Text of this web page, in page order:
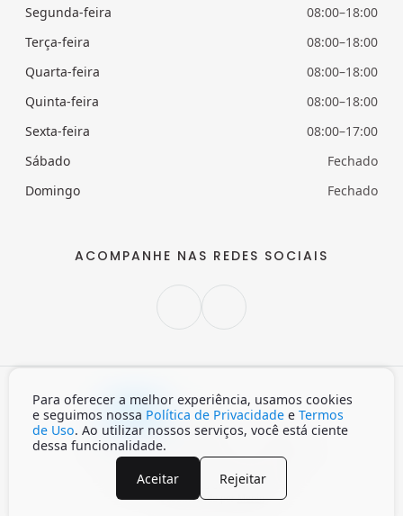
Segunda-feira
08:00–18:00
Terça-feira
08:00–18:00
Quarta-feira
08:00–18:00
Quinta-feira
08:00–18:00
Sexta-feira
08:00–17:00
Sábado
Fechado
Domingo
Fechado
ACOMPANHE NAS REDES SOCIAIS
Claro Escuro Auto
Início Política de privacidade
© 2026 INVISA. Todos os direitos reservados.
Desenvolvido porMenin
Para oferecer a melhor experiência, usamos cookies
e seguimos nossa Política de Privacidade e Termos
de Uso. Ao utilizar nossos serviços, você está ciente
dessa funcionalidade.
Aceitar
Rejeitar